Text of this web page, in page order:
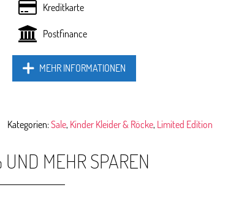
Kreditkarte
Postfinance
MEHR INFORMATIONEN
Kategorien:Sale, Kinder Kleider & Röcke, Limited Edition
MEHR SPAREN